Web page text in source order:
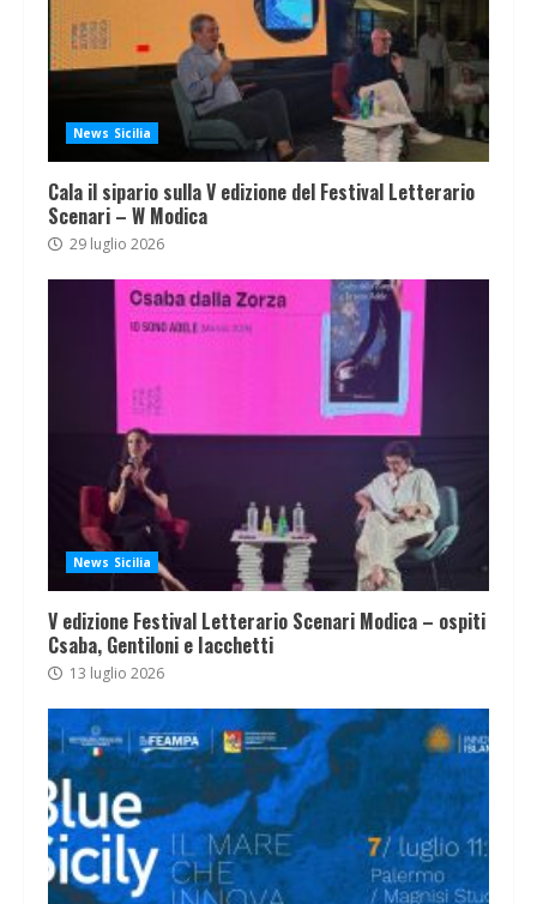
News Sicilia
Cala il sipario sulla V edizione del Festival Letterario
Scenari – W Modica
29 luglio 2026
News Sicilia
V edizione Festival Letterario Scenari Modica – ospiti
Csaba, Gentiloni e Iacchetti
13 luglio 2026